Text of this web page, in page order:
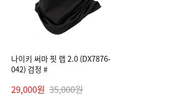
나이키 써마 핏 랩 2.0 (DX7876-
042) 검정 #
29,000원 35,000원